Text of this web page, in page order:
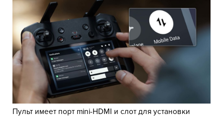
Пульт имеет порт mini-HDMI и слот для установки